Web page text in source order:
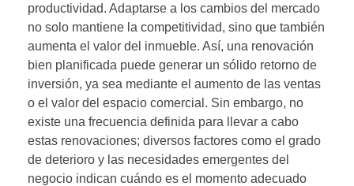
productividad. Adaptarse a los cambios del mercado
no solo mantiene la competitividad, sino que también
aumenta el valor del inmueble. Así, una renovación
bien planificada puede generar un sólido retorno de
inversión, ya sea mediante el aumento de las ventas
o el valor del espacio comercial. Sin embargo, no
existe una frecuencia definida para llevar a cabo
estas renovaciones; diversos factores como el grado
de deterioro y las necesidades emergentes del
negocio indican cuándo es el momento adecuado